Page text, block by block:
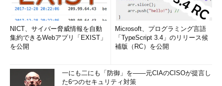
NICT、サイバー脅威情報を自動
集約できるWebアプリ「EXIST」
を公開
Microsoft、プログラミング言語
「TypeScript 3.4」のリリース候
補版（RC）を公開
一にも二にも「防御」を――元CIAのCISOが提言し
た6つのセキュリティ対策